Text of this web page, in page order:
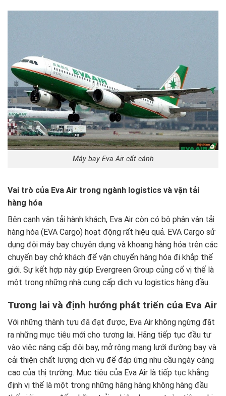
Máy bay Eva Air cất cánh
Vai trò của Eva Air trong ngành logistics và vận tải
hàng hóa
Bên cạnh vận tải hành khách, Eva Air còn có bộ phận vận tải
hàng hóa (EVA Cargo) hoạt động rất hiệu quả. EVA Cargo sử
dụng đội máy bay chuyên dụng và khoang hàng hóa trên các
chuyến bay chở khách để vận chuyển hàng hóa đi khắp thế
giới. Sự kết hợp này giúp Evergreen Group củng cố vị thế là
một trong những nhà cung cấp dịch vụ logistics hàng đầu.
Tương lai và định hướng phát triển của Eva Air
Với những thành tựu đã đạt được, Eva Air không ngừng đặt
ra những mục tiêu mới cho tương lai. Hãng tiếp tục đầu tư
vào việc nâng cấp đội bay, mở rộng mạng lưới đường bay và
cải thiện chất lượng dịch vụ để đáp ứng nhu cầu ngày càng
cao của thị trường. Mục tiêu của Eva Air là tiếp tục khẳng
định vị thế là một trong những hãng hàng không hàng đầu